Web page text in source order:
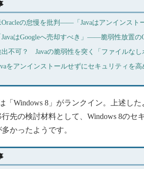
Oracleの怠慢を批判――「Javaはアンインスト
JavaはGoogleへ売却すべき」――脆弱性放置の
出不可？ Javaの脆弱性を突く「ファイルなし
をアンインストールせずにセキュリティを
「Windows 8」がランクイン。上述し
先の検討材料として、Windows 8のセ
かったようです。